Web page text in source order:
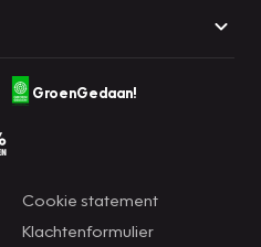
GroenGedaan!
Cookie statement
Klachtenformulier